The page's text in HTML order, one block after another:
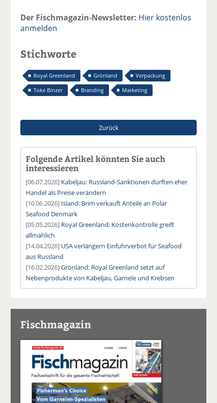
Der Fischmagazin-Newsletter: Hier kostenlos
anmelden
Stichworte
Royal Greenland Grönland
Verpackung
Toke Binzer
Branding Marketing
Zurück
Folgende Artikel könnten Sie auch
interessieren
[06.07.2026] Kabeljau: Russland-Sanktionen dürften eher
Handel als Preise verändern
[10.06.2026] Island: Brim verkauft Anteile an Polar
Seafood Denmark
[05.05.2026] Royal Greenland: Kostenkontrolle greift
allmählich
[14.04.2026] USA verlängern Einfuhrverbot für Seafood
aus Russland
[16.02.2026]Grönland: Royal Greenland setzt auf
Nebenprodukte von Kabeljau, Garnele und Krebsen
Fischmagazin